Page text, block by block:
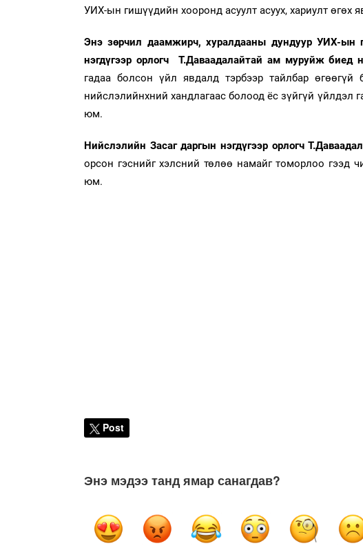
УИХ-ын гишүүдийн хооронд асуулт асуух, хариулт өгөх
Энэ зөрчил даамжирч, хуралдааны дундуур УИХ-ын
нэгдүгээр орлогч Т.Даваадалайтай ам муруйж биед
гадаа болсон үйл явдалд тэрбээр тайлбар
нийслэлийнхний хандлагаас болоод ёс зүйгүй үйлдэл
юм.
Нийслэлийн Засаг даргын нэгдүгээр орлогч
орсон гэснийг хэлсний төлөө намайг томорлоо гээд
юм.
Post
Энэ мэдээ танд ямар санагдав?